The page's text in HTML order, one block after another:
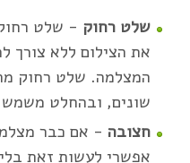
שלט רחוק - שלט
את הצילום ללא צורך
המצלמה. שלט רחוק
שונים, ובהחלט
חצובה - אם כבר
אפשרי לעשות זאת